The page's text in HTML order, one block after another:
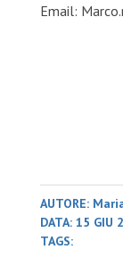
Email:
AUTORE:
DATA: 15 GIU
TAGS: